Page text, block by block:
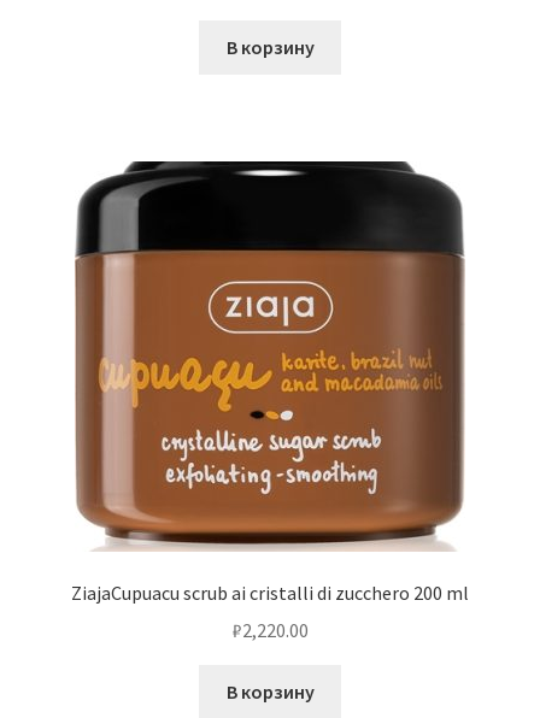
В корзину
ZiajaCupuacu scrub ai cristalli di zucchero 200 ml
₽2,220.00
В корзину